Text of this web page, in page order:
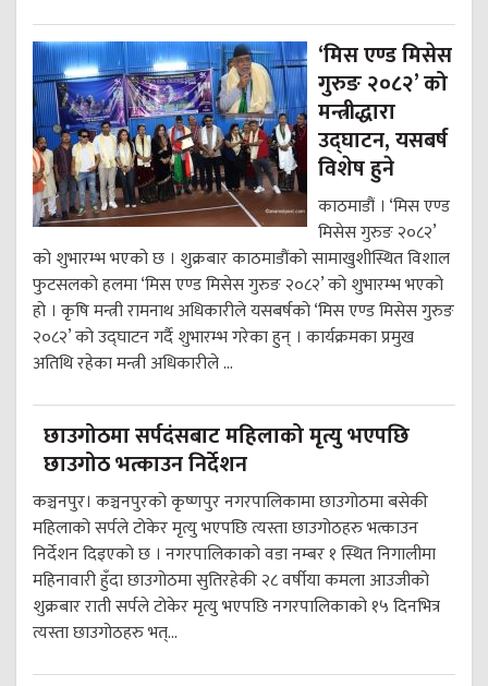
‘मिस एण्ड मिसेस
गुरुङ २०८२’ को
मन्त्रीद्धारा
उद्घाटन, यसबर्ष
विशेष हुने
काठमाडौं । ‘मिस एण्ड
मिसेस गुरुङ २०८२’
को शुभारम्भ भएको छ । शुक्रबार काठमाडौंको सामाखुशीस्थित विशाल
फुटसलको हलमा ‘मिस एण्ड मिसेस गुरुङ २०८२’ को शुभारम्भ भएको
हो । कृषि मन्त्री रामनाथ अधिकारीले यसबर्षको ‘मिस एण्ड मिसेस गुरुङ
२०८२’ को उद्घाटन गर्दै शुभारम्भ गरेका हुन् । कार्यक्रमका प्रमुख
अतिथि रहेका मन्त्री अधिकारीले ...
छाउगोठमा सर्पदंसबाट महिलाको मृत्यु भएपछि
छाउगोठ भत्काउन निर्देशन
कञ्चनपुर। कञ्चनपुरको कृष्णपुर नगरपालिकामा छाउगोठमा बसेकी
महिलाको सर्पले टोकेर मृत्यु भएपछि त्यस्ता छाउगोठहरु भत्काउन
निर्देशन दिइएको छ । नगरपालिकाको वडा नम्बर १ स्थित निगालीमा
महिनावारी हुँदा छाउगोठमा सुतिरहेकी २८ वर्षीया कमला आउजीको
शुक्रबार राती सर्पले टोकेर मृत्यु भएपछि नगरपालिकाको १५ दिनभित्र
त्यस्ता छाउगोठहरु भत्...